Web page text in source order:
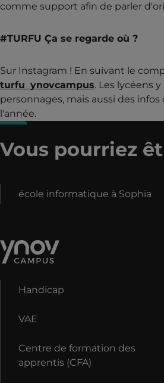
comme support afin de parler
#TURFU Ça se regarde où ?
Sur Instagram ! En suivant le
turfu_ynovcampus. Les lycéens
personnages, mais aussi des
l'année.
Vous pourriez
école informatique à Sophia
Handicap
VAE
Centre de formation des
apprentis (CFA)